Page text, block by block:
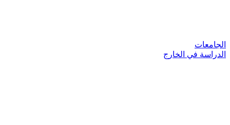
الجامعات
الدراسة في الخارج